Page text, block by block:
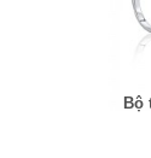
Bộ